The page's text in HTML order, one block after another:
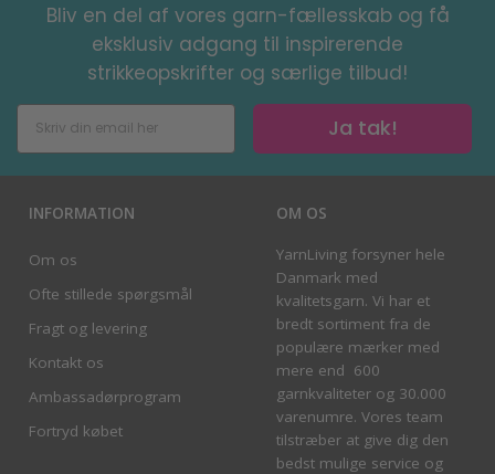
Bliv en del af vores garn-fællesskab og få
eksklusiv adgang til inspirerende
strikkeopskrifter og særlige tilbud!
Ja tak!
INFORMATION
Om os
Ofte stillede spørgsmål
Fragt og levering
Kontakt os
Ambassadørprogram
Fortryd købet
OM OS
YarnLiving forsyner hele
Danmark med
kvalitetsgarn. Vi har et
bredt sortiment fra de
populære mærker med
mere end 600
garnkvaliteter og 30.000
varenumre. Vores team
tilstræber at give dig den
bedst mulige service og